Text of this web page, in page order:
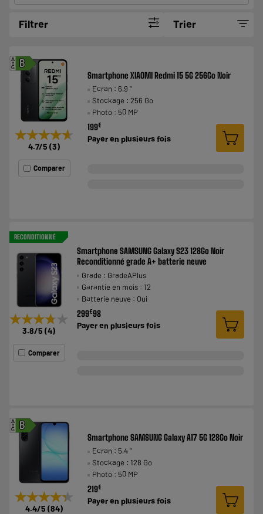
Filtrer Trier
B
A
G
★★★★★
★★★★★
4.7/5 (3)
Comparer
Smartphone XIAOMI Redmi 15 5G 256Go Noir
Ecran : 6,9 "
Stockage : 256 Go
Photo : 50 MP
199€
Payer en plusieurs fois
RECONDITIONNÉ
★★★★★
★★★★★
3.8/5 (4)
Comparer
Smartphone SAMSUNG Galaxy S23 128Go Noir
Reconditionné grade A+ batterie neuve
Grade : GradeAPlus
Garantie en mois : 12
Batterie neuve : Oui
299€98
Payer en plusieurs fois
B
A
G
★★★★★
★★★★★
4.4/5 (84)
Smartphone SAMSUNG Galaxy A17 5G 128Go Noir
Ecran : 5,4 "
Stockage : 128 Go
Photo : 50 MP
219€
Payer en plusieurs fois